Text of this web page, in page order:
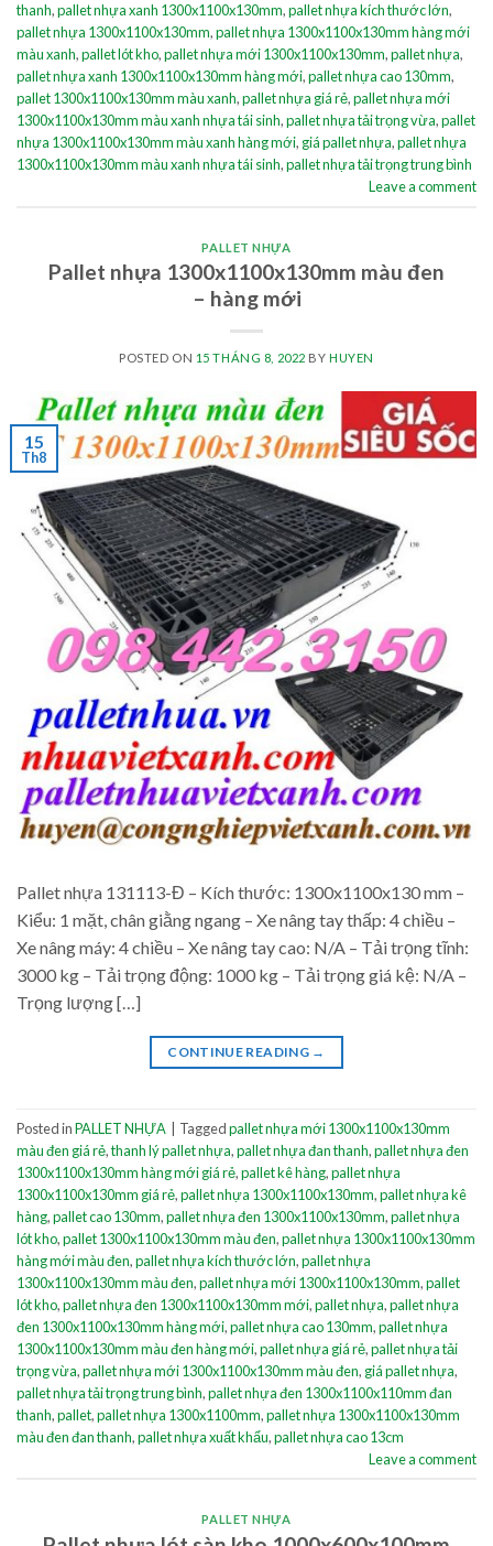
thanh,pallet nhựa xanh 1300x1100x130mm,pallet nhựa kích thước lớn,
pallet nhựa 1300x1100x130mm,pallet nhựa 1300x1100x130mm hàng mới
màu xanh,pallet lót kho,pallet nhựa mới 1300x1100x130mm,pallet nhựa,
pallet nhựa xanh 1300x1100x130mm hàng mới,pallet nhựa cao 130mm,
pallet 1300x1100x130mm màu xanh,pallet nhựa giá rẻ,pallet nhựa mới
1300x1100x130mm màu xanh nhựa tái sinh,pallet nhựa tải trọng vừa,pallet
nhựa 1300x1100x130mm màu xanh hàng mới, giá pallet nhựa,pallet nhựa
1300x1100x130mm màu xanh nhựa tái sinh,pallet nhựa tải trọng trung bình
Leave a comment
PALLET NHỰA
Pallet nhựa 1300x1100x130mm màu đen
– hàng mới
POSTED ON 15 THÁNG 8, 2022 BY HUYEN
15
Th8
Pallet nhựa 131113-Đ – Kích thước: 1300x1100x130 mm –
Kiểu: 1 mặt, chân giằng ngang – Xe nâng tay thấp: 4 chiều –
Xe nâng máy: 4 chiều – Xe nâng tay cao: N/A – Tải trọng tĩnh:
3000 kg – Tải trọng động: 1000 kg – Tải trọng giá kệ: N/A –
Trọng lượng […]
CONTINUE READING →
Posted inPALLET NHỰA Taggedpallet nhựa mới 1300x1100x130mm
màu đen giá rẻ,thanh lý pallet nhựa,pallet nhựa đan thanh,pallet nhựa đen
1300x1100x130mm hàng mới giá rẻ,pallet kê hàng,pallet nhựa
1300x1100x130mm giá rẻ,pallet nhựa 1300x1100x130mm,pallet nhựa kê
hàng,pallet cao 130mm,pallet nhựa đen 1300x1100x130mm,pallet nhựa
lót kho,pallet 1300x1100x130mm màu đen,pallet nhựa 1300x1100x130mm
hàng mới màu đen,pallet nhựa kích thước lớn,pallet nhựa
1300x1100x130mm màu đen,pallet nhựa mới 1300x1100x130mm,pallet
lót kho,pallet nhựa đen 1300x1100x130mm mới,pallet nhựa,pallet nhựa
đen 1300x1100x130mm hàng mới,pallet nhựa cao 130mm,pallet nhựa
1300x1100x130mm màu đen hàng mới,pallet nhựa giá rẻ,pallet nhựa tải
trọng vừa,pallet nhựa mới 1300x1100x130mm màu đen, giá pallet nhựa,
pallet nhựa tải trọng trung bình,pallet nhựa đen 1300x1100x110mm đan
thanh,pallet,pallet nhựa 1300x1100mm,pallet nhựa 1300x1100x130mm
màu đen đan thanh,pallet nhựa xuất khẩu,pallet nhựa cao 13cm
Leave a comment
PALLET NHỰA